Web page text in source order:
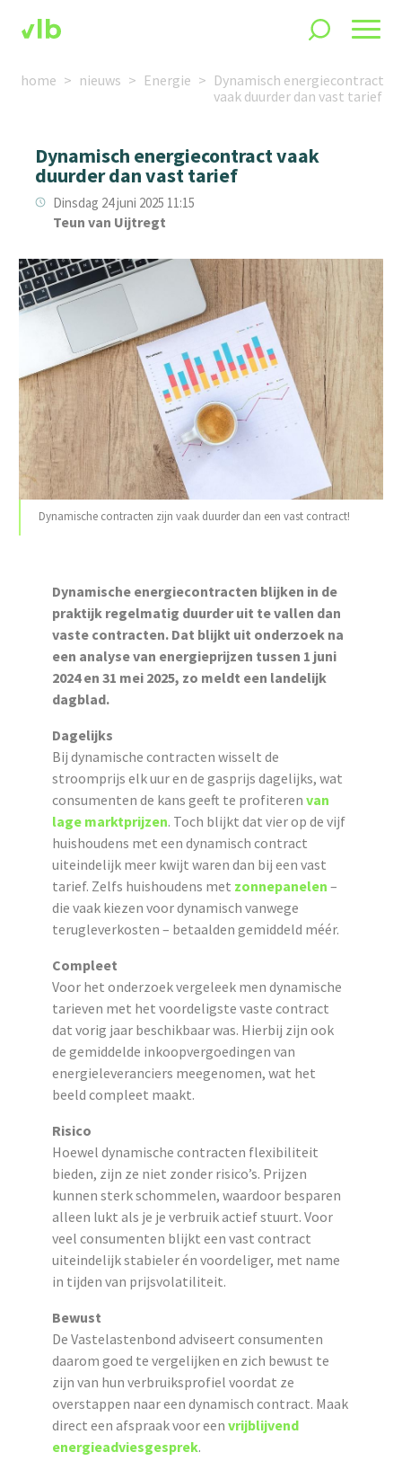
home nieuws Energie
Dynamisch energiecontract
vaak duurder dan vast tarief
Dynamisch energiecontract vaak
duurder dan vast tarief
Dinsdag 24 juni 2025 11:15
Teun van Uijtregt
Dynamische contracten zijn vaak duurder dan een vast contract!
Dynamische energiecontracten blijken in de
praktijk regelmatig duurder uit te vallen dan
vaste contracten. Dat blijkt uit onderzoek na
een analyse van energieprijzen tussen 1 juni
2024 en 31 mei 2025, zo meldt een landelijk
dagblad.
Dagelijks
Bij dynamische contracten wisselt de
stroomprijs elk uur en de gasprijs dagelijks, wat
consumenten de kans geeft te profiteren van
lage marktprijzen. Toch blijkt dat vier op de vijf
huishoudens met een dynamisch contract
uiteindelijk meer kwijt waren dan bij een vast
tarief. Zelfs huishoudens met zonnepanelen –
die vaak kiezen voor dynamisch vanwege
terugleverkosten – betaalden gemiddeld méér.
Compleet
Voor het onderzoek vergeleek men dynamische
tarieven met het voordeligste vaste contract
dat vorig jaar beschikbaar was. Hierbij zijn ook
de gemiddelde inkoopvergoedingen van
energieleveranciers meegenomen, wat het
beeld compleet maakt.
Risico
Hoewel dynamische contracten flexibiliteit
bieden, zijn ze niet zonder risico’s. Prijzen
kunnen sterk schommelen, waardoor besparen
alleen lukt als je je verbruik actief stuurt. Voor
veel consumenten blijkt een vast contract
uiteindelijk stabieler én voordeliger, met name
in tijden van prijsvolatiliteit.
Bewust
De Vastelastenbond adviseert consumenten
daarom goed te vergelijken en zich bewust te
zijn van hun verbruiksprofiel voordat ze
overstappen naar een dynamisch contract. Maak
direct een afspraak voor een vrijblijvend
energieadviesgesprek.